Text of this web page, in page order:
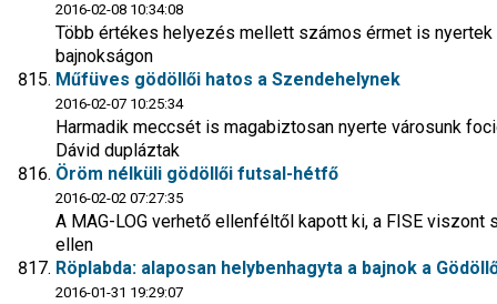
2016-02-08 10:34:08
Több értékes helyezés mellett számos érmet is
bajnokságon
Műfüves gödöllői hatos a Szendehelynek
2016-02-07 10:25:34
Harmadik meccsét is magabiztosan nyerte városunk
Dávid dupláztak
Öröm nélküli gödöllői futsal-hétfő
2016-02-02 07:27:35
A MAG-LOG verhető ellenféltől kapott ki, a FISE
ellen
Röplabda: alaposan helybenhagyta a bajnok a
2016-01-31 19:29:07